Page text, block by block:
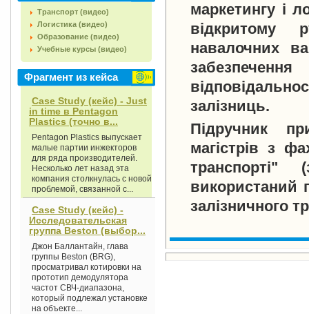
Транспорт (видео)
Логистика (видео)
Образование (видео)
Учебные курсы (видео)
Фрагмент из кейса
Case Study (кейс) - Just
in time в Pentagon
Plastics (точно в...
Pentagon Plastics выпускает
малые партии инжекторов
для ряда производителей.
Несколько лет назад эта
компания столкнулась с новой
проблемой, связанной с...
Case Study (кейс) -
Исследовательская
группа Beston (выбор...
Джон Баллантайн, глава
группы Beston (BRG),
просматривал котировки на
прототип демодулятора
частот СВЧ-диапазона,
который подлежал установке
на объекте...
маркетингу і
відкритому
навалочних
залізниць.
Підручник
магістрів з
використаний
залізничного